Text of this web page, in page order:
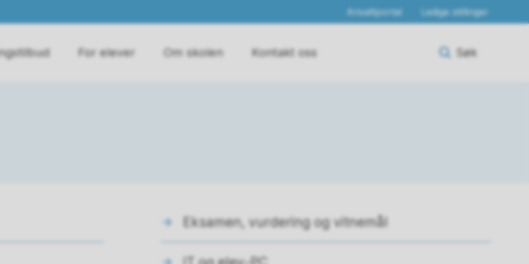
Ansattportal Ledige stillinger
For elever Om skolen Kontakt oss Søk
Eksamen, vurdering og vitnemål